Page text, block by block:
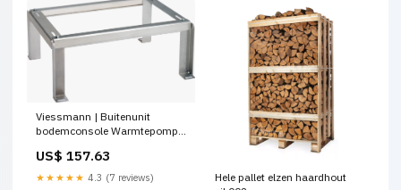
Viessmann | Buitenunit
bodemconsole Warmtepomp
US$ 157.63
★★★★★ 4.3 (7 reviews)
Hele pallet elzen haardhout